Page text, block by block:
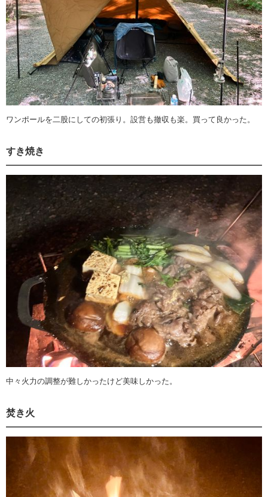
ワンポールを二股にしての初張り。設営も撤収も楽。買って良かった。
すき焼き
中々火力の調整が難しかったけど美味しかった。
焚き火